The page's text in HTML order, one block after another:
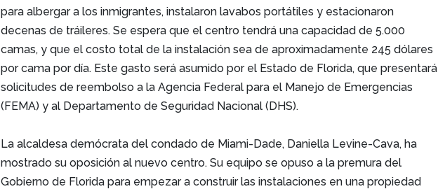
para albergar a los inmigrantes, instalaron lavabos portátiles y estacionaron
decenas de tráileres. Se espera que el centro tendrá una capacidad de 5.000
camas, y que el costo total de la instalación sea de aproximadamente 245 dólares
por cama por día. Este gasto será asumido por el Estado de Florida, que presentará
solicitudes de reembolso a la Agencia Federal para el Manejo de Emergencias
(FEMA) y al Departamento de Seguridad Nacional (DHS).
La alcaldesa demócrata del condado de Miami-Dade, Daniella Levine-Cava, ha
mostrado su oposición al nuevo centro. Su equipo se opuso a la premura del
Gobierno de Florida para empezar a construir las instalaciones en una propiedad